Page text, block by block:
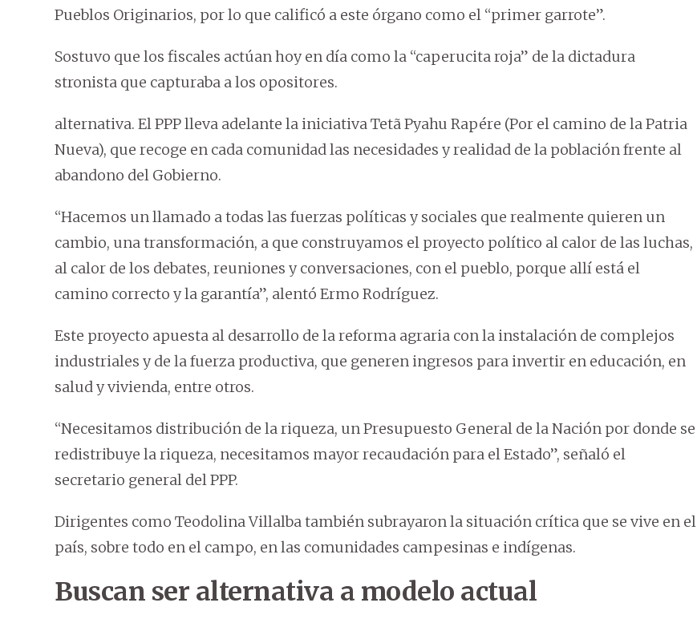
Pueblos Originarios, por lo que calificó a este órgano como el “primer garrote”.
Sostuvo que los fiscales actúan hoy en día como la “caperucita roja” de la dictadura
stronista que capturaba a los opositores.
alternativa. El PPP lleva adelante la iniciativa Tetã Pyahu Rapére (Por el camino de la Patria
Nueva), que recoge en cada comunidad las necesidades y realidad de la población frente al
abandono del Gobierno.
“Hacemos un llamado a todas las fuerzas políticas y sociales que realmente quieren un
cambio, una transformación, a que construyamos el proyecto político al calor de las luchas,
al calor de los debates, reuniones y conversaciones, con el pueblo, porque allí está el
camino correcto y la garantía”, alentó Ermo Rodríguez.
Este proyecto apuesta al desarrollo de la reforma agraria con la instalación de complejos
industriales y de la fuerza productiva, que generen ingresos para invertir en educación, en
salud y vivienda, entre otros.
“Necesitamos distribución de la riqueza, un Presupuesto General de la Nación por donde se
redistribuye la riqueza, necesitamos mayor recaudación para el Estado”, señaló el
secretario general del PPP.
Dirigentes como Teodolina Villalba también subrayaron la situación crítica que se vive en el
país, sobre todo en el campo, en las comunidades campesinas e indígenas.
Buscan ser alternativa a modelo actual